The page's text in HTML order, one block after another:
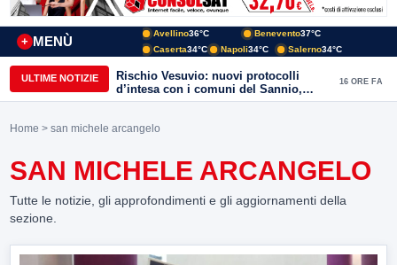
MENÙ
+
Avellino36°C Benevento37°C
Caserta34°C Napoli34°C Salerno34°C
ULTIME NOTIZIE
Rischio Vesuvio: nuovi protocolli
d’intesa con i comuni del Sannio,
firmato il protocollo con Arpaise
16 ORE FA
Home > san michele arcangelo
SAN MICHELE ARCANGELO
Tutte le notizie, gli approfondimenti e gli aggiornamenti della
sezione.